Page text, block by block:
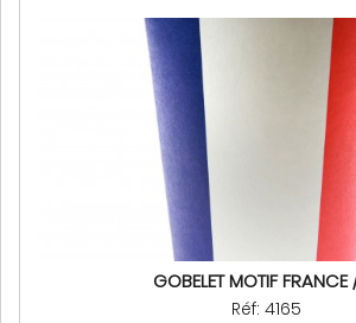
GOBELET MOTIF FRANCE
Réf: 4165